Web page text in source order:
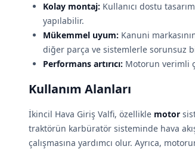
Kolay montaj: Kullanıcı dostu
yapılabilir.
Mükemmel uyum: Kanuni
diğer parça ve sistemlerle sorunsuz
Performans artırıcı: Motorun verimli
Kullanım Alanları
İkincil Hava Giriş Valfi, özellikle motor
traktörün karbüratör sisteminde hava
çalışmasına yardımcı olur. Ayrıca,